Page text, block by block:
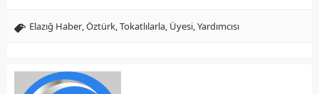
Elazığ Haber,Öztürk,Tokatlılarla, Üyesi,Yardımcısı